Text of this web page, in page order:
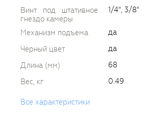
Винт под штативное
гнездо камеры
1/4", 3/8"
Механизм подъема
да
Чёрный цвет
да
Длина (мм)
68
Вес, кг
0.49
Все характеристики